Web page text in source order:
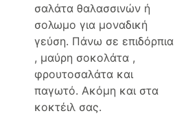
σαλάτα θαλασσινών ή
σολωμο για μοναδική
γεύση. Πάνω σε επιδόρπια
, μαύρη σοκολάτα ,
φρουτοσαλάτα και
παγωτό. Ακόμη και στα
κοκτέιλ σας.